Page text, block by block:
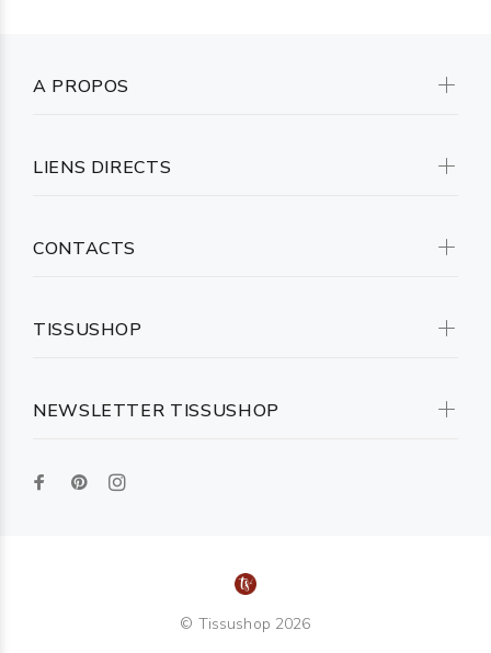
NEWSLETTER TISSUSHOP
A PROPOS
LIENS DIRECTS
CONTACTS
TISSUSHOP
© Tissushop 2026